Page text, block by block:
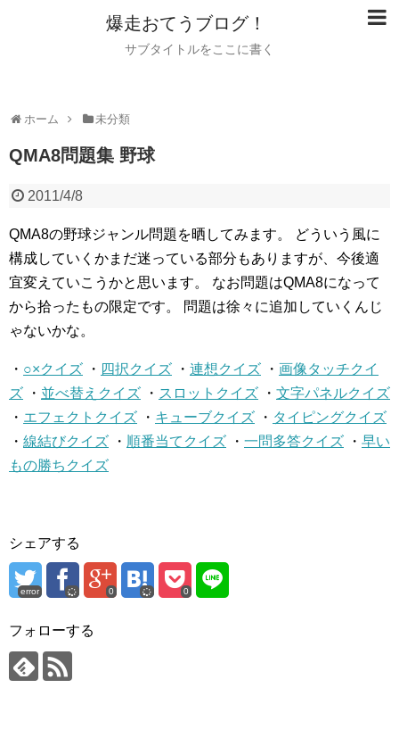
爆走おてうブログ！
サブタイトルをここに書く
ホーム 未分類
QMA8問題集 野球
2011/4/8
QMA8の野球ジャンル問題を晒してみます。
どういう風に
構成していくかまだ迷っている部分もありますが、今後適
宜変えていこうかと思います。
なお問題はQMA8になって
から拾ったもの限定です。
問題は徐々に追加していくんじ
ゃないかな。
・ ○×クイズ ・ 四択クイズ ・ 連想クイズ ・ 画像タッチクイ
ズ ・ 並べ替えクイズ ・ スロットクイズ ・ 文字パネルクイズ
・ エフェクトクイズ ・ キューブクイズ ・ タイピングクイズ
・ 線結びクイズ ・ 順番当てクイズ ・ 一問多答クイズ ・ 早い
もの勝ちクイズ
シェアする
error 0 0
フォローする